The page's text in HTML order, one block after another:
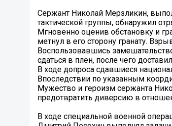
Сержант Николай Мерзликин,
тактической группы, обнаружил
Мгновенно оценив обстановку и
метнул в его сторону гранату.
Воспользовавшись
сдаться в плен, после чего
В ходе допроса сдавшиеся
Впоследствии по указанным
Мужество и героизм сержанта
предотвратить диверсию в
В ходе специальной военной